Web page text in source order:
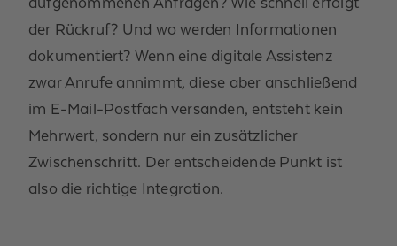
der Rückruf? Und wo werden Informationen
dokumentiert? Wenn eine digitale Assistenz
zwar Anrufe annimmt, diese aber anschließend
im E-Mail-Postfach versanden, entsteht kein
Mehrwert, sondern nur ein zusätzlicher
Zwischenschritt. Der entscheidende Punkt ist
also die richtige Integration.